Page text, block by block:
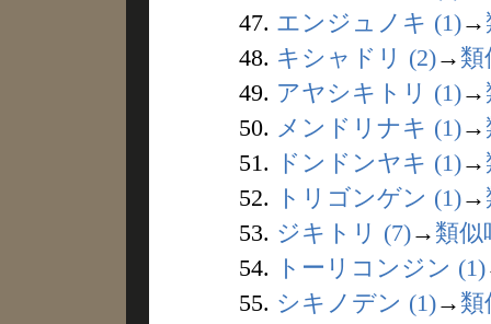
47. エンジュノキ (1)→
48. キシャドリ (2)→ 類
49. アヤシキトリ (1)→
50. メンドリナキ (1)→
51.
ドンドンヤキ (1)→
52.
トリゴンゲン (1)→
53. ジキトリ (7)→ 類似
54.
トーリコンジン (1)
55. シキノデン (1)→ 類